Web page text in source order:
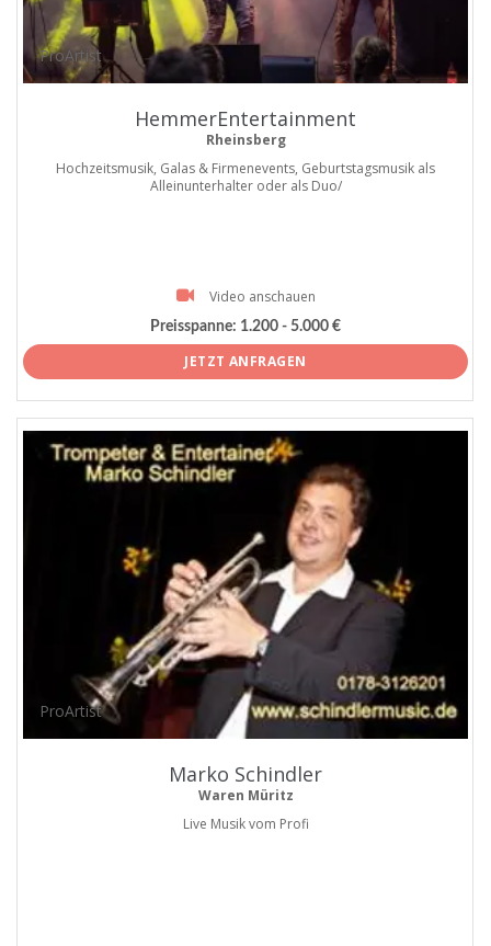
ProArtist
HemmerEntertainment
Rheinsberg
Hochzeitsmusik, Galas & Firmenevents, Geburtstagsmusik als
Alleinunterhalter oder als Duo/
Video anschauen
Preisspanne: 1.200 - 5.000 €
JETZT ANFRAGEN
ProArtist
Marko Schindler
Waren Müritz
Live Musik vom Profi